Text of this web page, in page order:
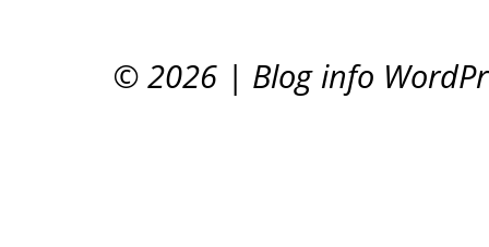
© 2026 | Blog info